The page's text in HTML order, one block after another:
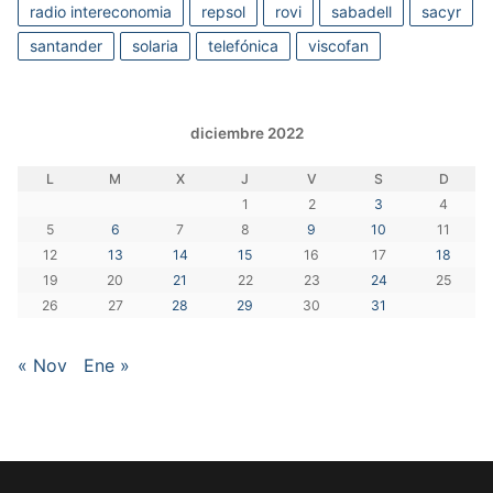
radio intereconomia repsol rovi sabadell
sacyr
santander
solaria telefónica viscofan
diciembre 2022
L M X J V S
D
1
2 3
4
5
6 7 8 9 10
11
12
13 14 15 16 17
18
19
20 21 22 23 24
25
26
27 28 29 30 31
« Nov Ene »